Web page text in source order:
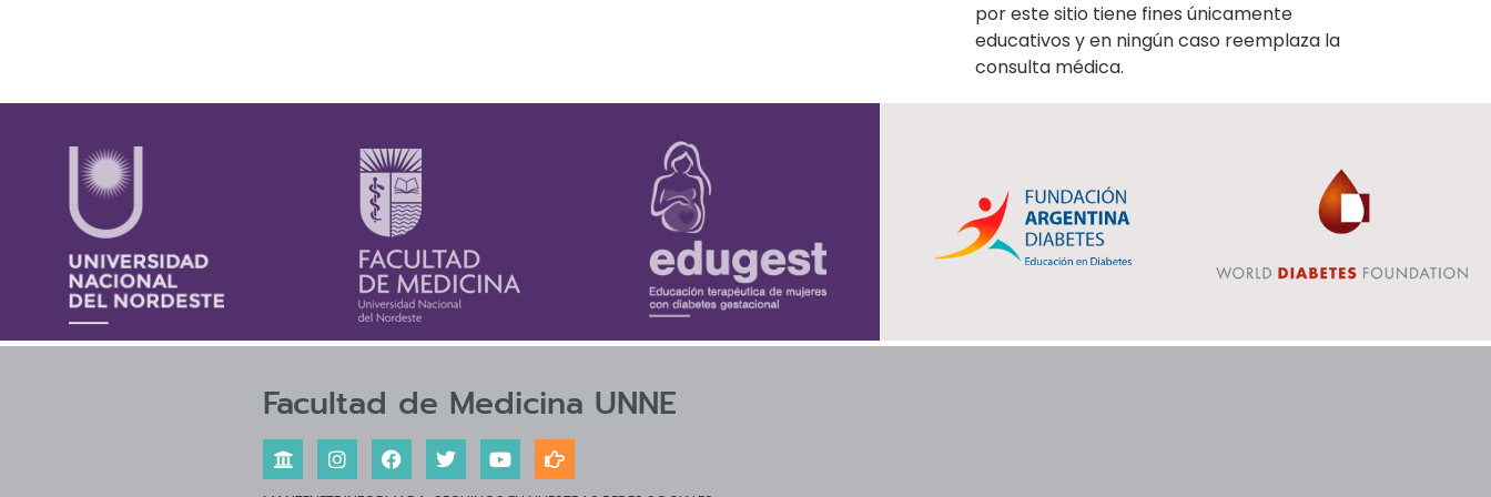
por este sitio tiene fines únicamente
educativos y en ningún caso reemplaza la
consulta médica.
Facultad de Medicina UNNE